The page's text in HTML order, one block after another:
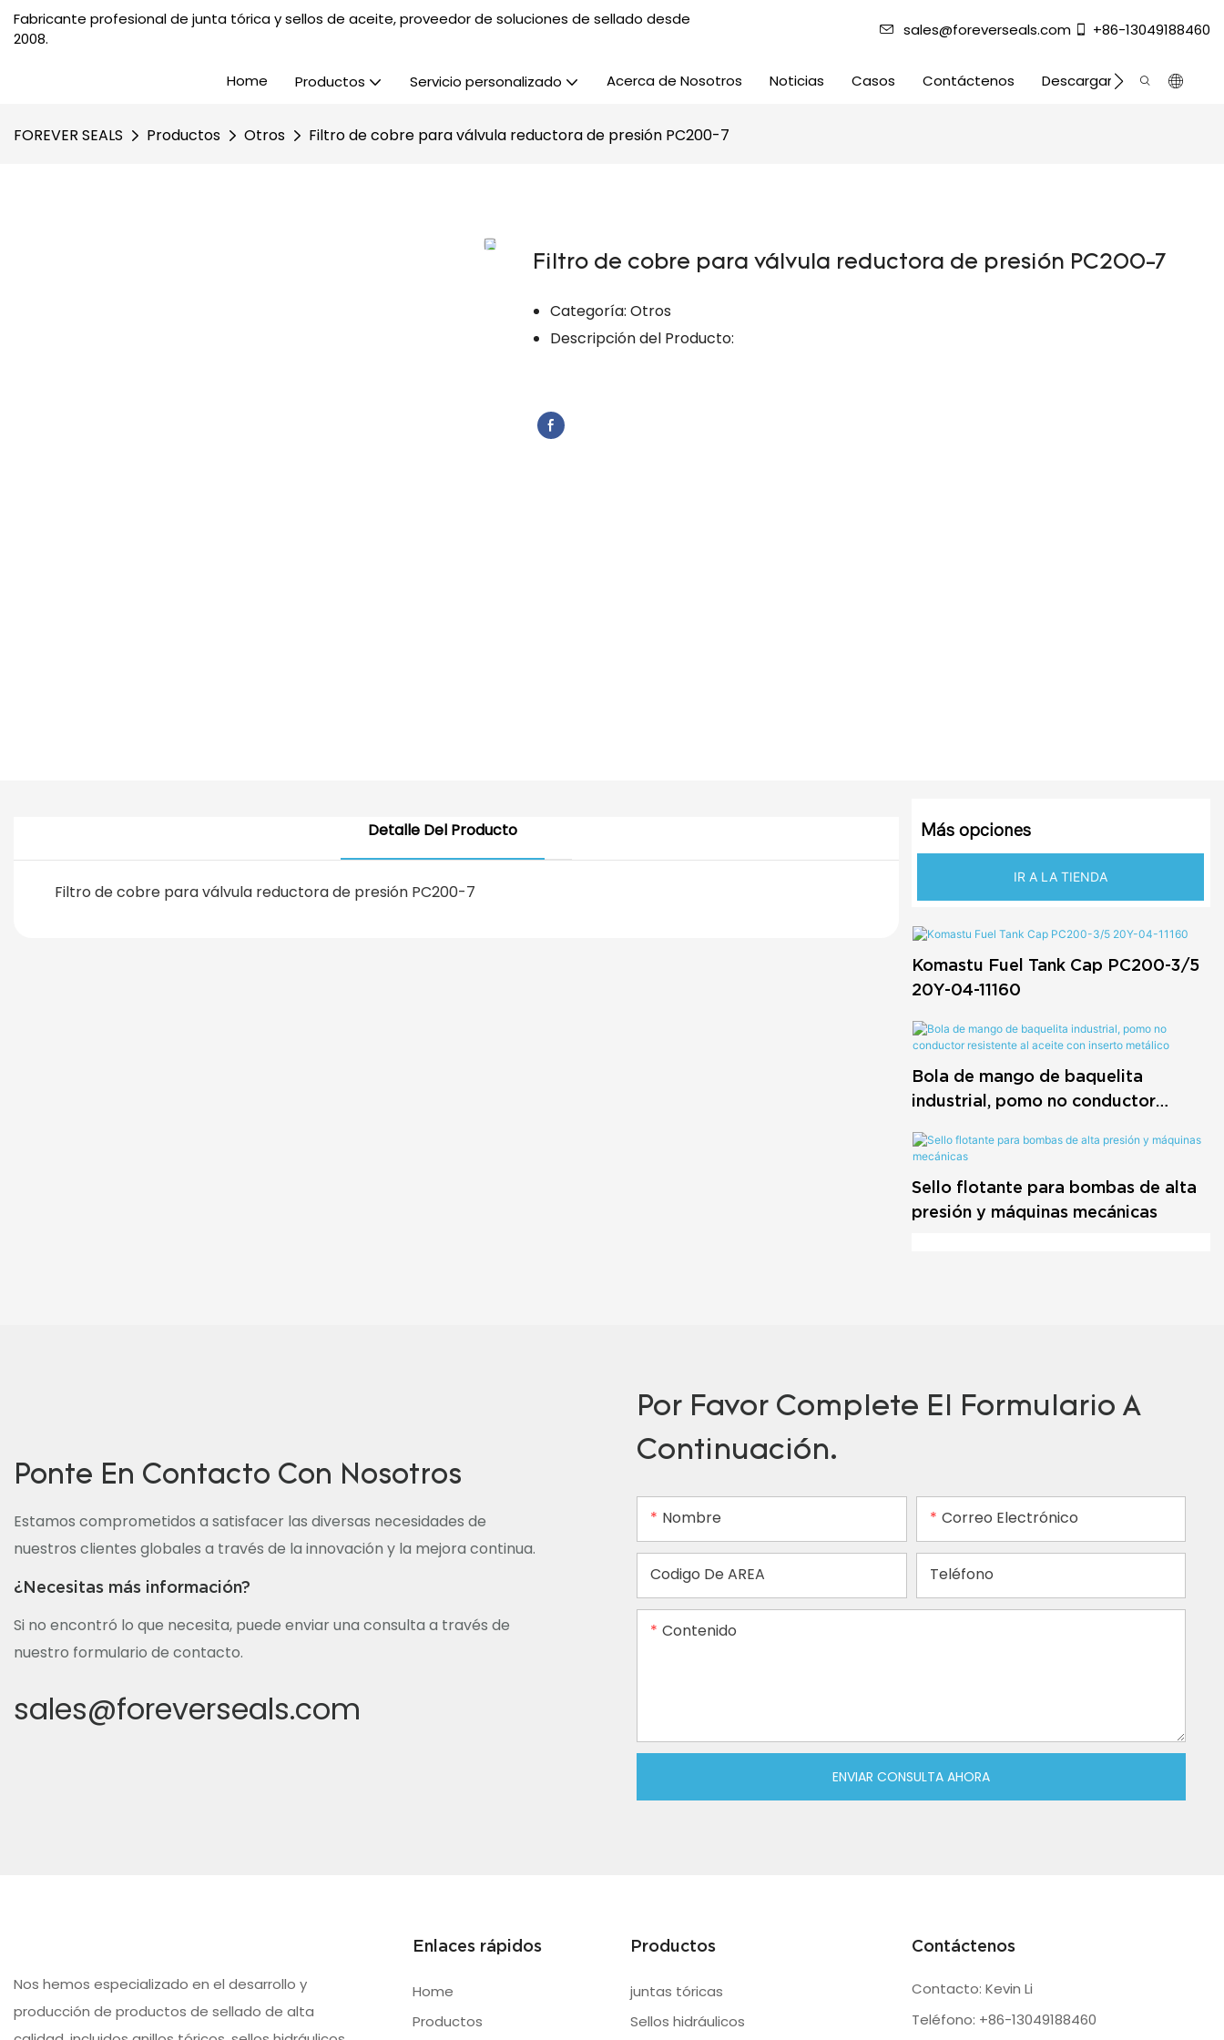
Fabricante profesional de junta tórica y sellos de aceite, proveedor de soluciones de sellado desde
2008.
sales@foreverseals.com +86-13049188460
Home Productos Servicio personalizado Acerca de Nosotros Noticias Casos Contáctenos Descargar
FOREVER SEALS Productos Otros Filtro de cobre para válvula reductora de presión PC200-7
Filtro de cobre para válvula reductora de presión PC200-7
Categoría: Otros
Descripción del Producto:
Más opciones
IR A LA TIENDA
Komastu Fuel Tank Cap PC200-3/5
20Y-04-11160
Bola de mango de baquelita
industrial, pomo no conductor
metálico
Sello flotante para bombas de alta
presión y máquinas mecánicas
Detalle Del Producto
Filtro de cobre para válvula reductora de presión PC200-7
Ponte En Contacto Con Nosotros
Estamos comprometidos a satisfacer las diversas necesidades de
nuestros clientes globales a través de la innovación y la mejora continua.
¿Necesitas más información?
Si no encontró lo que necesita, puede enviar una consulta a través de
nuestro formulario de contacto.
sales@foreverseals.com
Por Favor Complete El Formulario A
Continuación.
Nombre Correo Electrónico
Codigo De AREA Teléfono
Contenido
ENVIAR CONSULTA AHORA
Nos hemos especializado en el desarrollo y
producción de productos de sellado de alta
Enlaces rápidos
Home
Productos
Productos
juntas tóricas
Sellos hidráulicos
Contáctenos
Contacto: Kevin Li
Teléfono: +86-13049188460